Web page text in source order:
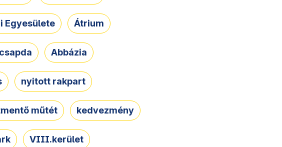
Egyesülete Átrium
Abbázia
nyitott rakpart
műtét kedvezmény
VIII.kerület